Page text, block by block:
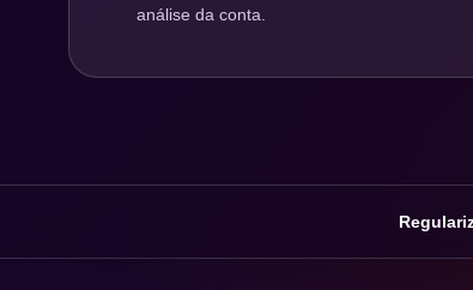
análise da conta.